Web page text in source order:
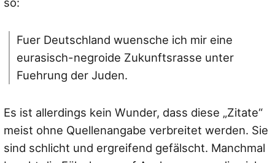
Fuer Deutschland wuensche ich mir eine
eurasisch-negroide Zukunftsrasse unter
Fuehrung der Juden.
Es ist allerdings kein Wunder, dass diese „Zitate“
meist ohne Quellenangabe verbreitet werden. Sie
sind schlicht und ergreifend gefälscht. Manchmal